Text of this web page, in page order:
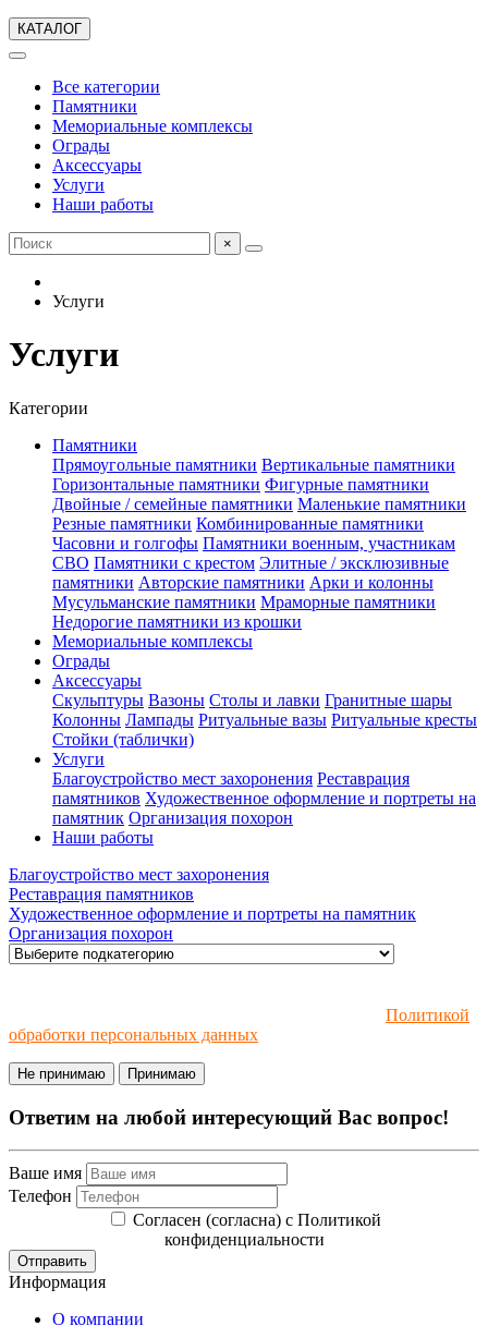
КАТАЛОГ
Все категории
Памятники
Мемориальные комплексы
Ограды
Аксессуары
Услуги
Наши работы
×
Услуги
Услуги
Категории
Памятники
Прямоугольные памятники Вертикальные памятники
Горизонтальные памятники Фигурные памятники
Двойные / семейные памятники Маленькие памятники
Резные памятники Комбинированные памятники
Часовни и голгофы Памятники военным, участникам
СВО Памятники с крестом Элитные / эксклюзивные
памятники Авторские памятники Арки и колонны
Мусульманские памятники Мраморные памятники
Недорогие памятники из крошки
Мемориальные комплексы
Ограды
Аксессуары
Скульптуры Вазоны Столы и лавки Гранитные шары
Колонны Лампады Ритуальные вазы Ритуальные кресты
Стойки (таблички)
Услуги
Благоустройство мест захоронения Реставрация
памятников Художественное оформление и портреты на
памятник Организация похорон
Наши работы
Благоустройство мест захоронения
Реставрация памятников
Художественное оформление и портреты на памятник
Организация похорон
Политикой
обработки персональных данных
Не принимаю Принимаю
Ответим на любой интересующий Вас вопрос!
Ваше имя
Телефон
Согласен (согласна) с Политикой
конфиденциальности
Отправить
Информация
О компании